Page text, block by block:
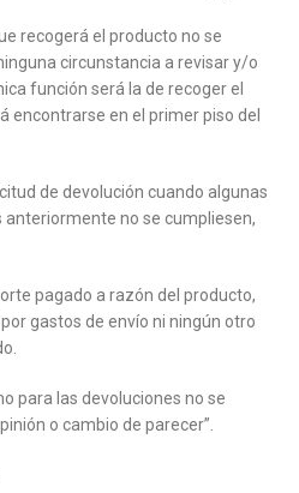
recogerá el producto no se
circunstancia a revisar y/o
función será la de recoger el
encontrarse en el primer piso del
de devolución cuando algunas
anteriormente no se cumpliesen,
pagado a razón del producto,
gastos de envío ni ningún otro
para las devoluciones no se
o cambio de parecer”.